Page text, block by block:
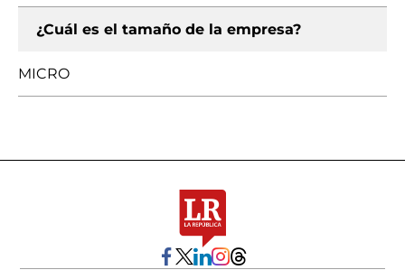
¿Cuál es el tamaño de la empresa?
MICRO